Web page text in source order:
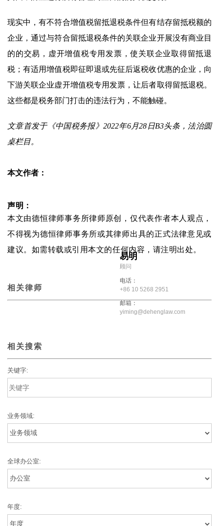
现实中，有不符合增值税留抵退税条件但有结存留抵税额的
企业，通过与符合留抵退税条件的关联企业开展没有商业目
的的交易，虚开增值税专用发票，使关联企业取得留抵退
税；有适用增值税即征即退或先征后返税收优惠的企业，向
下游关联企业虚开增值税专用发票，让后者取得留抵退税。
这些都是税务部门打击的违法行为，不能触碰。
文章首发于《中国税务报》2022年6月28日B3头条，法治圆
桌栏目。
本文作者：
声明：
本文由德恒律师事务所律师原创，仅代表作者本人观点，
不得视为德恒律师事务所或其律师出具的正式法律意见或
建议。如需转载或引用本文的任何内容，请注明出处。
相关律师
易明
顾问
电话：
+86 10 5268 2951
邮箱：
yiming@dehenglaw.com
相关搜索
关键字:
业务领域:
全球办公室:
年度: